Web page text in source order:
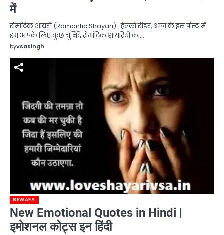
में
रोमांटिक शायरी (Romantic Shayari) : हेल्लो रीडर, आज के इस पोस्ट में
हम आपके लिए कुछ चुनिंदे रोमांटिक शायरियों का…
byvsasingh
BEWAFA
New Emotional Quotes in Hindi |
इमोशनल कोट्स इन हिंदी